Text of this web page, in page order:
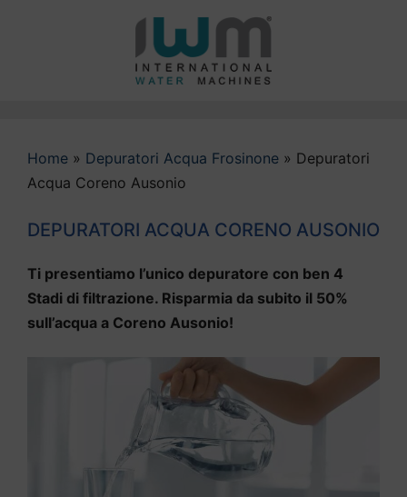
Home » Depuratori Acqua Frosinone » Depuratori
Acqua Coreno Ausonio
DEPURATORI ACQUA CORENO AUSONIO
Ti presentiamo l’unico depuratore con ben 4
Stadi di filtrazione. Risparmia da subito il 50%
sull’acqua a Coreno Ausonio!